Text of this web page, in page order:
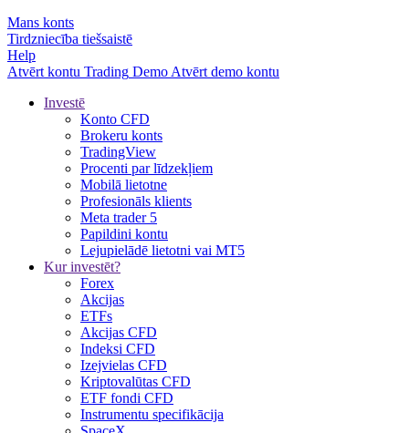
Mans konts
Tirdzniecība tiešsaistē
Help
Atvērt kontu Trading Demo Atvērt demo kontu
Investē
Konto CFD
Brokeru konts
TradingView
Procenti par līdzekļiem
Mobilā lietotne
Profesionāls klients
Meta trader 5
Papildini kontu
Lejupielādē lietotni vai MT5
Kur investēt?
Forex
Akcijas
ETFs
Akcijas CFD
Indeksi CFD
Izejvielas CFD
Kriptovalūtas CFD
ETF fondi CFD
Instrumentu specifikācija